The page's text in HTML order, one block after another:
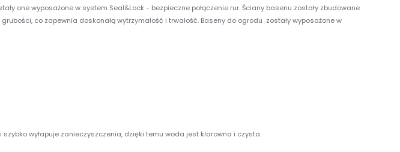
one wyposażone w system Seal&Lock - bezpieczne połączenie rur. Ściany basenu zostały zbudowane
co zapewnia doskonałą wytrzymałość i trwałość. Baseny do ogrodu zostały wyposażone w
wyłapuje zanieczyszczenia, dzięki temu woda jest klarowna i czysta.